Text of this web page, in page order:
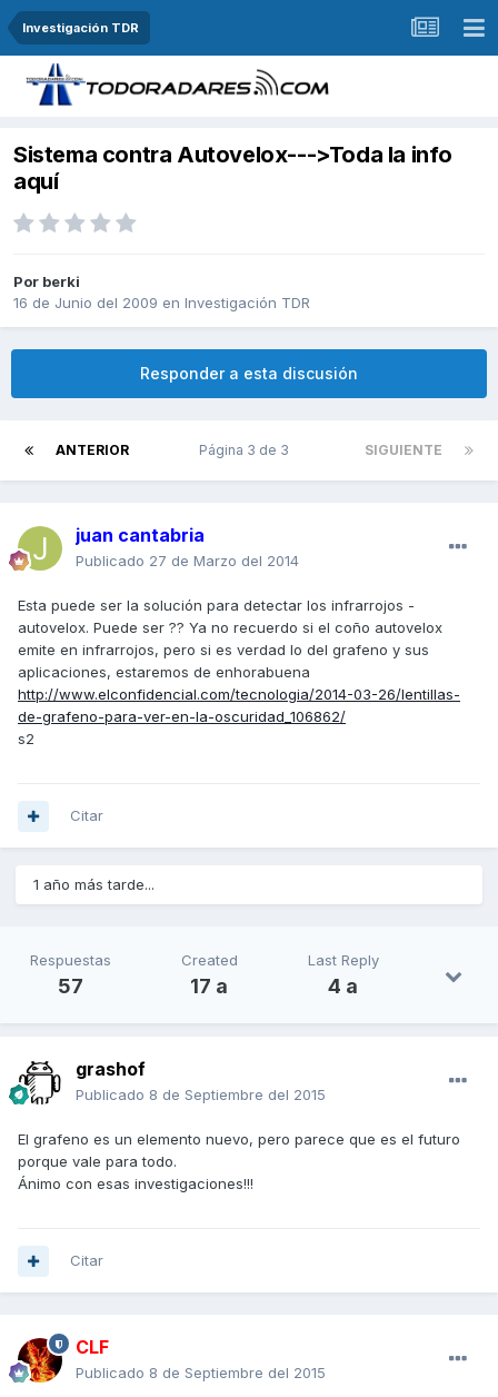
Investigación TDR
Sistema contra Autovelox--->Toda la info
aquí
Por berki
16 de Junio del 2009 en Investigación TDR
Responder a esta discusión
ANTERIOR SIGUIENTE
Página 3 de 3
juan cantabria
Publicado 27 de Marzo del 2014
Esta puede ser la solución para detectar los infrarrojos -
autovelox. Puede ser ?? Ya no recuerdo si el coño autovelox
emite en infrarrojos, pero si es verdad lo del grafeno y sus
aplicaciones, estaremos de enhorabuena
http://www.elconfidencial.com/tecnologia/2014-03-26/lentillas-
de-grafeno-para-ver-en-la-oscuridad_106862/
s2
Citar
1 año más tarde...
Respuestas
57
Created
17 a
Last Reply
4 a
grashof
Publicado 8 de Septiembre del 2015
El grafeno es un elemento nuevo, pero parece que es el futuro
porque vale para todo.
Ánimo con esas investigaciones!!!
Citar
CLF
Publicado 8 de Septiembre del 2015